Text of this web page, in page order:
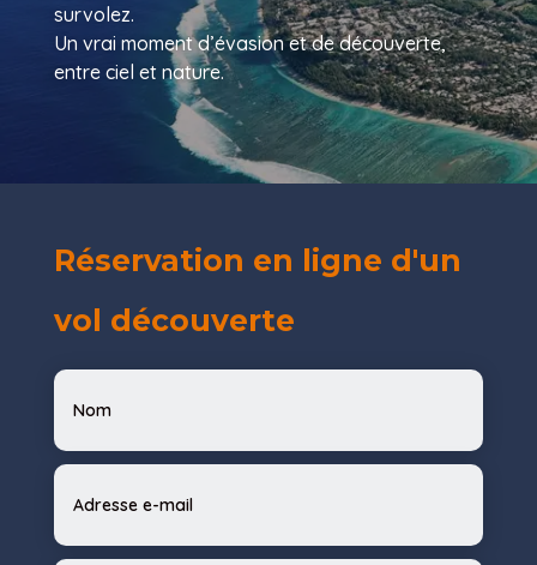
survolez.
Un vrai moment d’évasion et de découverte,
entre ciel et nature.
Réservation en ligne d'un
vol découverte